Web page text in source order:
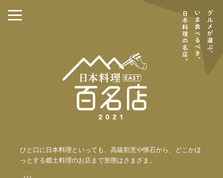
ひと口に日本料理といっても、高級割烹や懐石から、どこかほ
っとする郷土料理のお店まで形態はさまざま。